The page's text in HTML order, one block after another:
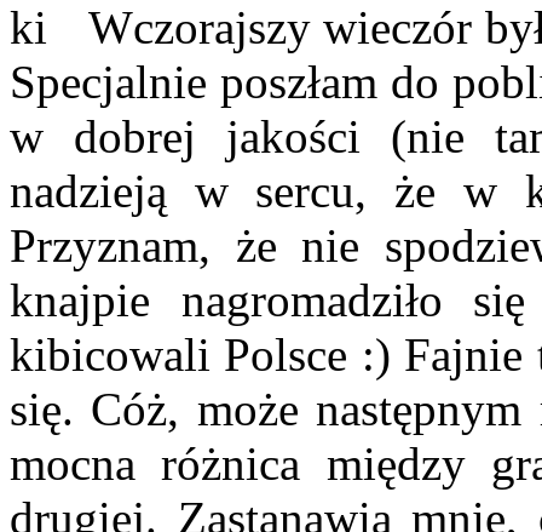
Wczorajszy wieczór
Specjalnie poszłam do
w dobrej jakości (nie
nadzieją w sercu, że w
Przyznam, że nie
knajpie nagromadziło
kibicowali Polsce :) Fajnie
się. Cóż, może
mocna różnica między
drugiej. Zastanawia